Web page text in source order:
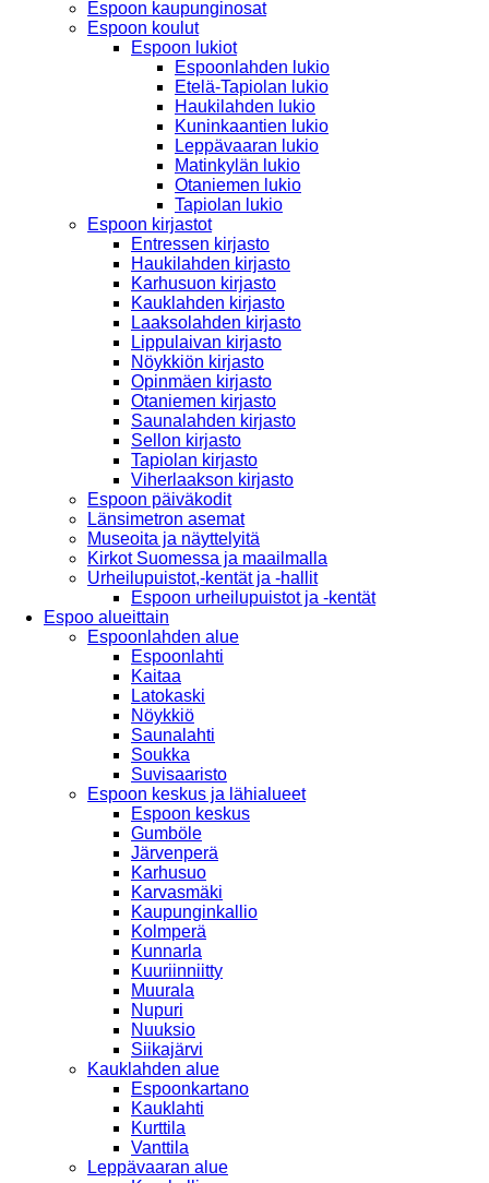
Espoon kaupunginosat
Espoon koulut
Espoon lukiot
Espoonlahden lukio
Etelä-Tapiolan lukio
Haukilahden lukio
Kuninkaantien lukio
Leppävaaran lukio
Matinkylän lukio
Otaniemen lukio
Tapiolan lukio
Espoon kirjastot
Entressen kirjasto
Haukilahden kirjasto
Karhusuon kirjasto
Kauklahden kirjasto
Laaksolahden kirjasto
Lippulaivan kirjasto
Nöykkiön kirjasto
Opinmäen kirjasto
Otaniemen kirjasto
Saunalahden kirjasto
Sellon kirjasto
Tapiolan kirjasto
Viherlaakson kirjasto
Espoon päiväkodit
Länsimetron asemat
Museoita ja näyttelyitä
Kirkot Suomessa ja maailmalla
Urheilupuistot,-kentät ja -hallit
Espoon urheilupuistot ja -kentät
Espoo alueittain
Espoonlahden alue
Espoonlahti
Kaitaa
Latokaski
Nöykkiö
Saunalahti
Soukka
Suvisaaristo
Espoon keskus ja lähialueet
Espoon keskus
Gumböle
Järvenperä
Karhusuo
Karvasmäki
Kaupunginkallio
Kolmperä
Kunnarla
Kuuriinniitty
Muurala
Nupuri
Nuuksio
Siikajärvi
Kauklahden alue
Espoonkartano
Kauklahti
Kurttila
Vanttila
Leppävaaran alue